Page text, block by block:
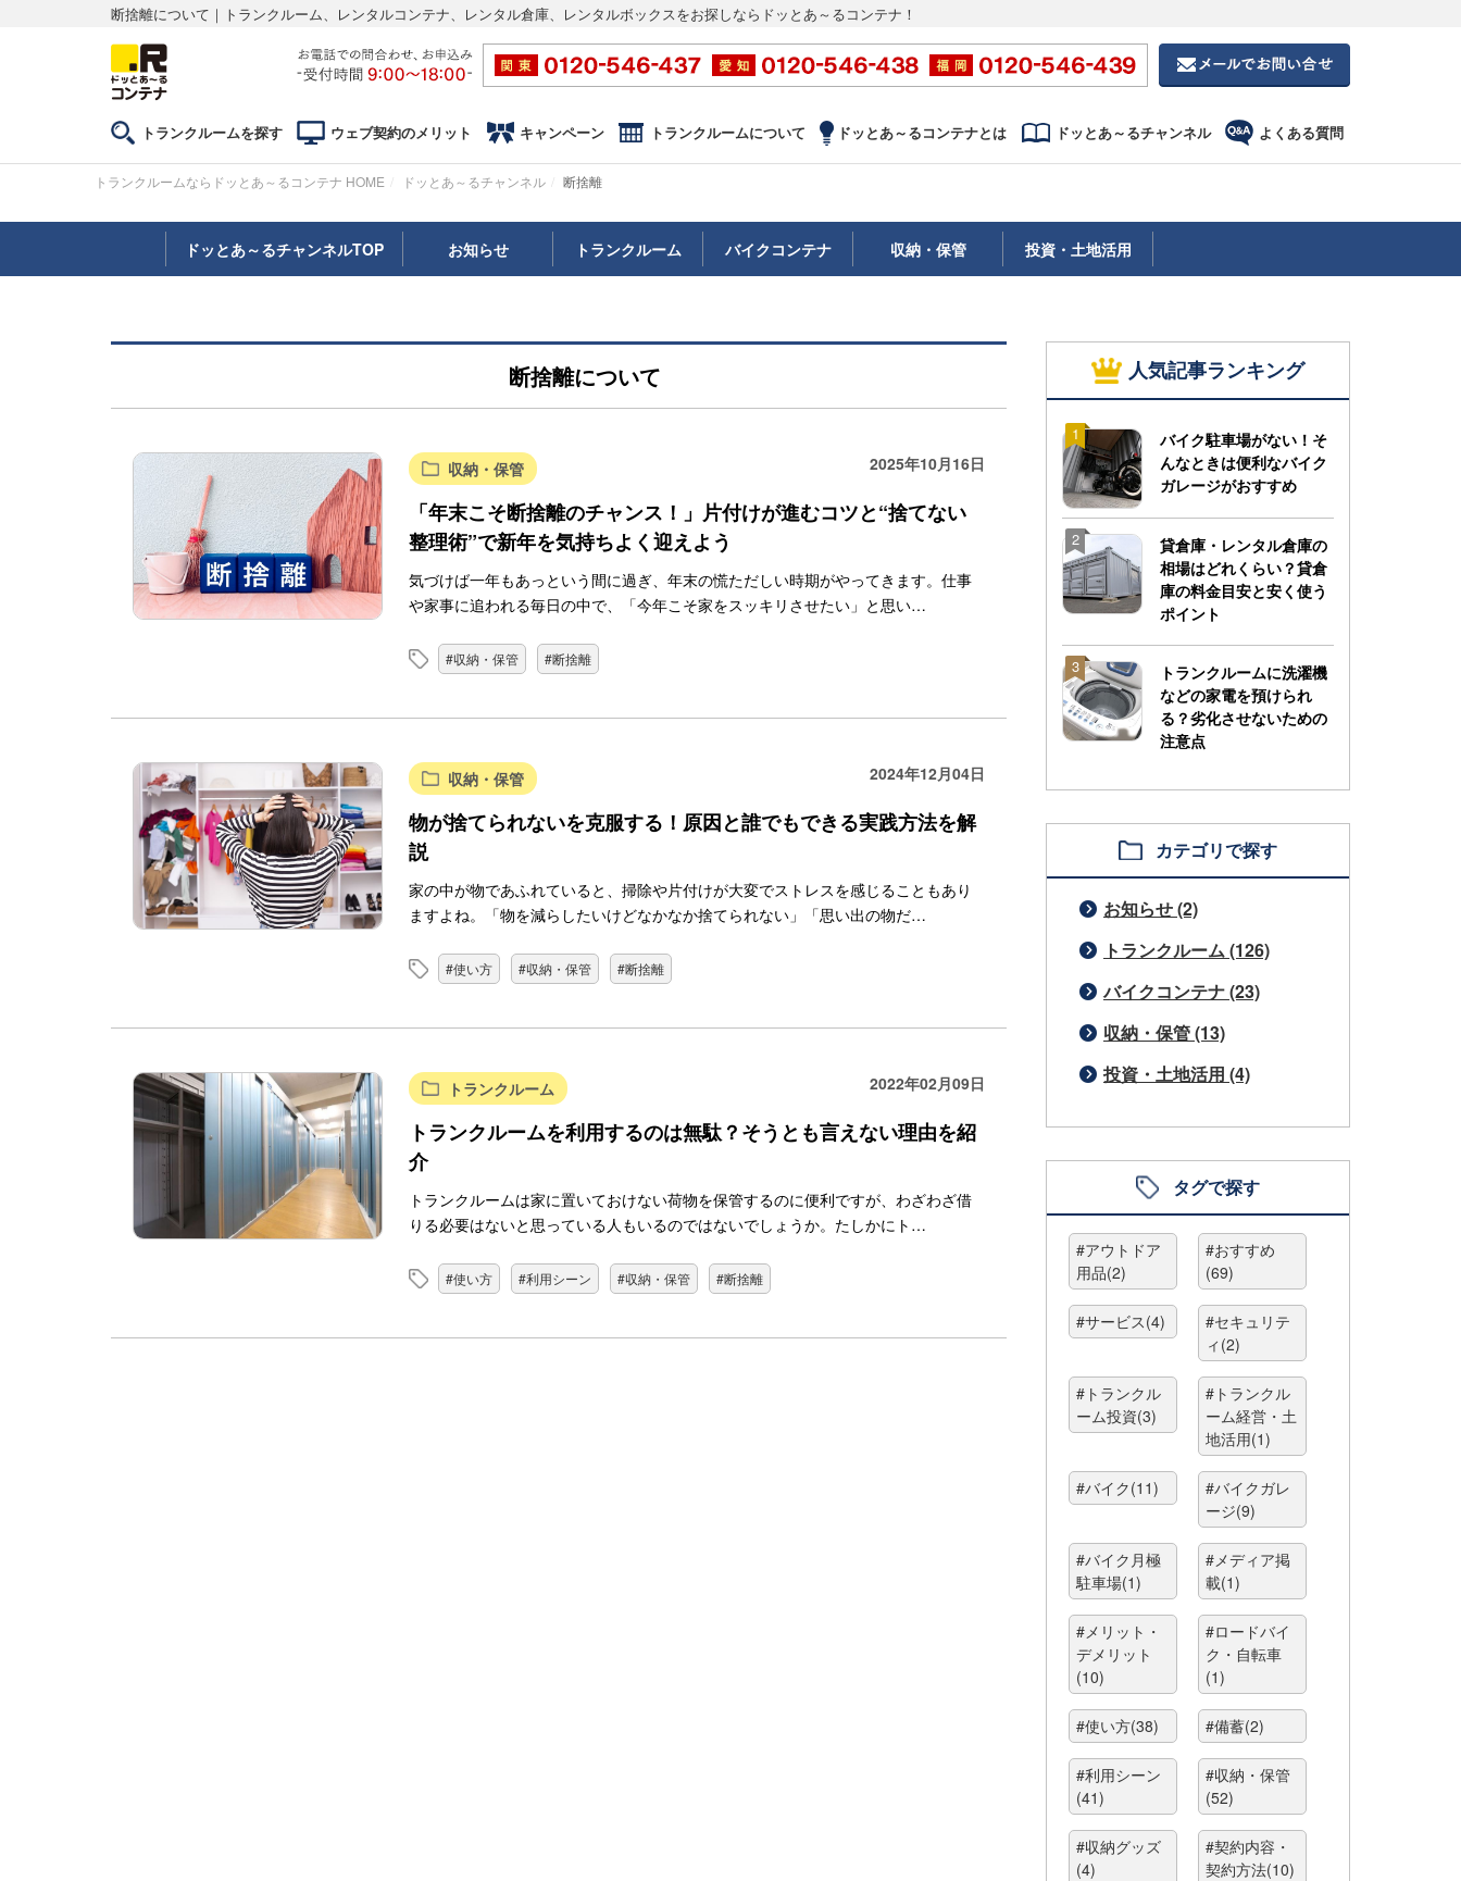
断捨離について｜トランクルーム、レンタルコンテナ、レンタル倉庫、レンタルボックスをお探しならドッとあ～るコンテナ！
トランクルームを探す ウェブ契約のメリット キャンペーン トランクルームについて ドッとあ～るコンテナとは ドッとあ～るチャンネル よくある質問
トランクルームならドッとあ～るコンテナ HOME ドッとあ～るチャンネル 断捨離
ドッとあ～るチャンネルTOP お知らせ トランクルーム バイクコンテナ 収納・保管 投資・土地活用
断捨離について
収納・保管 2025年10月16日
「年末こそ断捨離のチャンス！」片付けが進むコツと“捨てない
整理術”で新年を気持ちよく迎えよう
気づけば一年もあっという間に過ぎ、年末の慌ただしい時期がやってきます。仕事
や家事に追われる毎日の中で、「今年こそ家をスッキリさせたい」と思い…
#収納・保管 #断捨離
収納・保管 2024年12月04日
物が捨てられないを克服する！原因と誰でもできる実践方法を解
説
家の中が物であふれていると、掃除や片付けが大変でストレスを感じることもあり
ますよね。「物を減らしたいけどなかなか捨てられない」「思い出の物だ…
#使い方 #収納・保管 #断捨離
トランクルーム 2022年02月09日
トランクルームを利用するのは無駄？そうとも言えない理由を紹
介
トランクルームは家に置いておけない荷物を保管するのに便利ですが、わざわざ借
りる必要はないと思っている人もいるのではないでしょうか。たしかにト…
#使い方 #利用シーン #収納・保管 #断捨離
人気記事ランキング
1
バイク駐車場がない！そ
んなときは便利なバイク
ガレージがおすすめ
2
貸倉庫・レンタル倉庫の
相場はどれくらい？貸倉
庫の料金目安と安く使う
ポイント
3
トランクルームに洗濯機
などの家電を預けられ
る？劣化させないための
注意点
カテゴリで探す
お知らせ (2)
トランクルーム (126)
バイクコンテナ (23)
収納・保管 (13)
投資・土地活用 (4)
タグで探す
#アウトドア
用品(2)
#おすすめ
(69)
#サービス(4)
#セキュリテ
ィ(2)
#トランクル
ーム投資(3)
#トランクル
ーム経営・土
地活用(1)
#バイク(11)
#バイクガレ
ージ(9)
#バイク月極
駐車場(1)
#メディア掲
載(1)
#メリット・
デメリット
(10)
#ロードバイ
ク・自転車
(1)
#使い方(38) #備蓄(2)
#利用シーン
(41)
#収納・保管
(52)
#収納グッズ
(4)
#契約内容・
契約方法(10)